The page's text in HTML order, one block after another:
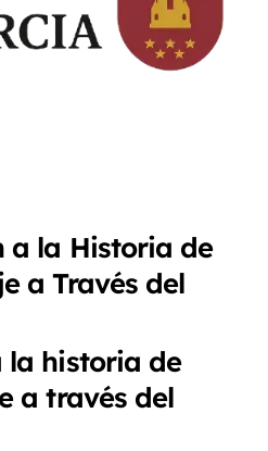
a la Historia de
a Través del
historia de
a través del